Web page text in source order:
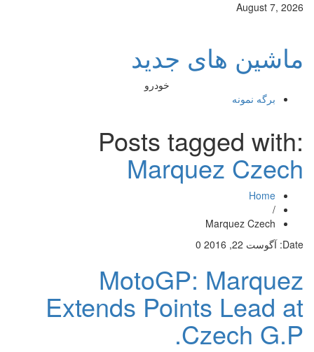
August 7, 2026
ماشین های جدید
خودرو
برگه نمونه
Posts tagged with:
Marquez Czech
Home
/
Marquez Czech
Date: آگوست 22, 2016 0
MotoGP: Marquez
Extends Points Lead at
Czech G.P.